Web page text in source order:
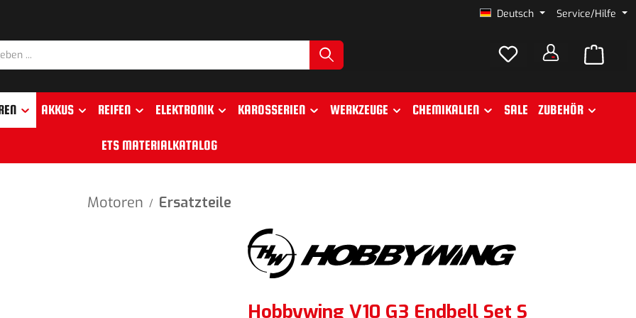
Deutsch Service/Hilfe
AKKUS REIFEN ELEKTRONIK KAROSSERIEN WERKZEUGE CHEMIKALIEN SALE ZUBEHÖR
ETS MATERIALKATALOG
Motoren / Ersatzteile
Hobbywing V10 G3 Endbell Set S